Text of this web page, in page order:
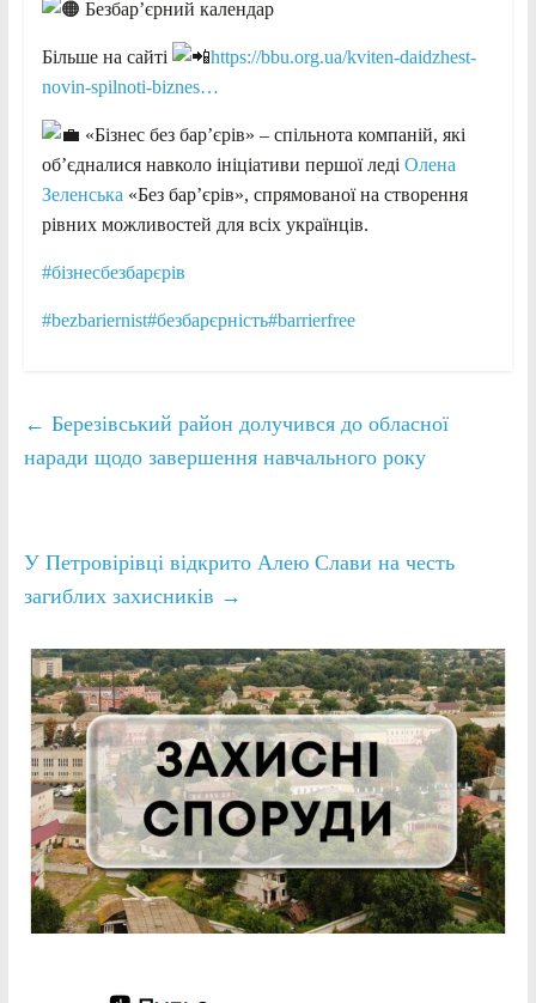
Безбар’єрний календар
Більше на сайті
https://bbu.org.ua/kviten-daidzhest-
novin-spilnoti-biznes…
«Бізнес без бар’єрів» – спільнота компаній, які
об’єдналися навколо ініціативи першої леді Олена
Зеленська «Без бар’єрів», спрямованої на створення
рівних можливостей для всіх українців.
#бізнесбезбарєрів
#bezbariernist#безбарєрність#barrierfree
← Березівський район долучився до обласної
наради щодо завершення навчального року
У Петровірівці відкрито Алею Слави на честь
загиблих захисників →